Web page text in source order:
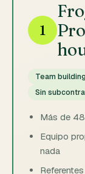
1
Team
Sin
Más de
Equipo
nada